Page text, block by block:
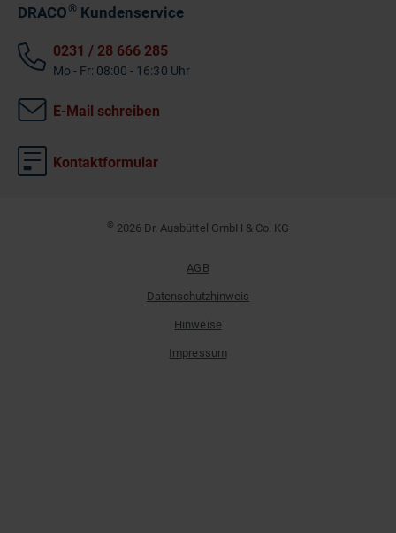
DRACO®Kundenservice
0231 / 28 666 285
Mo - Fr: 08:00 - 16:30 Uhr
E-Mail schreiben
Kontaktformular
© 2026 Dr. Ausbüttel GmbH & Co. KG
AGB
Datenschutzhinweis
Hinweise
Impressum